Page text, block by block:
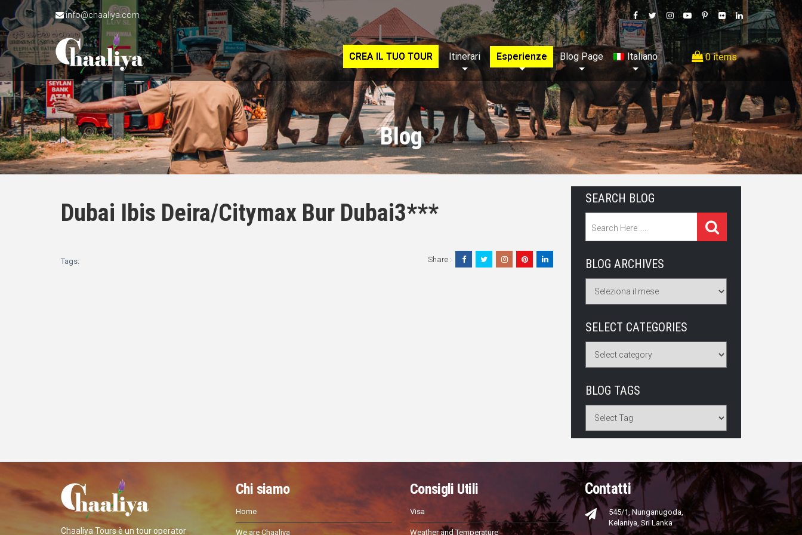
info@chaaliya.com
CREA IL TUO TOUR Itinerari Esperienze Blog Page Italiano 0 items
Blog
SEARCH BLOG
BLOG ARCHIVES
SELECT CATEGORIES
BLOG TAGS
Dubai Ibis Deira/Citymax Bur Dubai3***
Tags: Share :
Chaaliya Tours è un tour operator
Chi siamo
Home
We are Chaaliya
Consigli Utili
Visa
Weather and Temperature
Contatti
545/1, Nunganugoda,
Kelaniya, Sri Lanka